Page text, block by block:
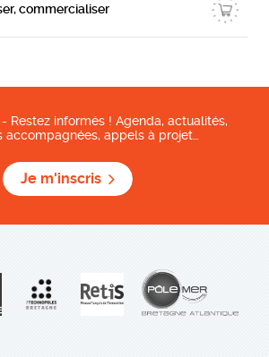
commercialiser
- Restez informés ! Agenda, actualités,
accompagnées, appels à projet…
Je m'inscris